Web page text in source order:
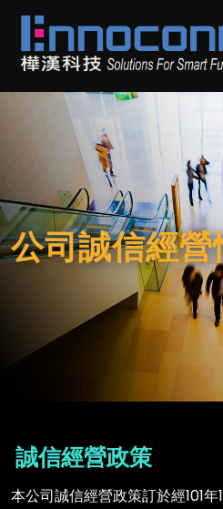
跳
轉
到
主
要
內
容
跳
轉
到
頁
尾
樺
漢
科
技
Ennoconn
Technologies，
Ennoconn
Corp.
樺
漢
科
技
公司誠信經
誠信經營政策
本公司誠信經營政策訂於經101